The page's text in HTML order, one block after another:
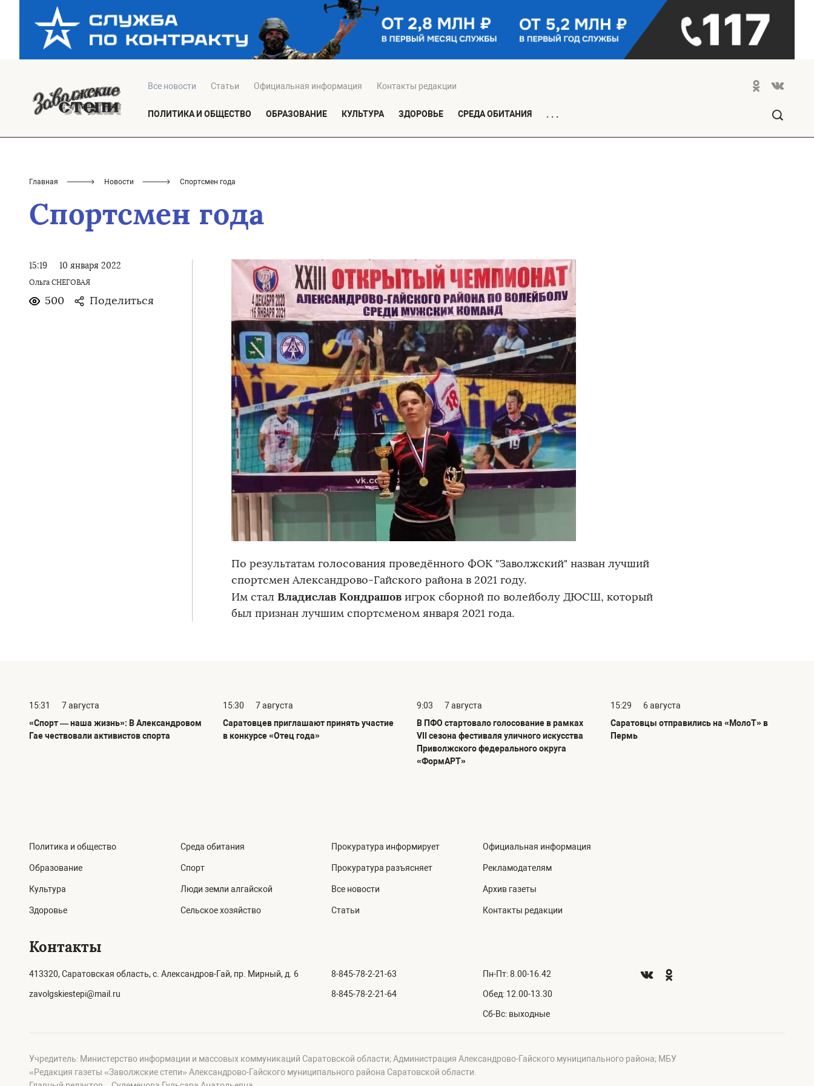
Все новости Статьи Официальная информация Контакты редакции
ПОЛИТИКА И ОБЩЕСТВО ОБРАЗОВАНИЕ КУЛЬТУРА ЗДОРОВЬЕ СРЕДА ОБИТАНИЯ . . .
Главная Новости Спортсмен года
Спортсмен года
15:19 10 января 2022
Ольга СНЕГОВАЯ
500 Поделиться
По результатам голосования проведённого ФОК "Заволжский" назван лучший
спортсмен Александрово-Гайского района в 2021 году.
Им стал Владислав Кондрашов игрок сборной по волейболу ДЮСШ, который
был признан лучшим спортсменом января 2021 года.
15:31
7 августа
«Спорт — наша жизнь»: В Александровом
Гае чествовали активистов спорта
15:30
7 августа
Саратовцев приглашают принять участие
в конкурсе «Отец года»
9:03
7 августа
В ПФО стартовало голосование в рамках
VII сезона фестиваля уличного искусства
Приволжского федерального округа
«ФормАРТ»
15:29
6 августа
Саратовцы отправились на «МолоТ» в
Пермь
Политика и общество
Образование
Культура
Здоровье
Среда обитания
Спорт
Люди земли алгайской
Сельское хозяйство
Прокуратура информирует
Прокуратура разъясняет
Все новости
Статьи
Официальная информация
Рекламодателям
Архив газеты
Контакты редакции
Контакты
413320, Саратовская область, с. Александров-Гай, пр. Мирный, д. 6
zavolgskiestepi@mail.ru
8-845-78-2-21-63
8-845-78-2-21-64
Пн-Пт: 8.00-16.42
Обед: 12.00-13.30
Сб-Вс: выходные
Учредитель: Министерство информации и массовых коммуникаций Саратовской области; Администрация Александрово-Гайского муниципального района; МБУ
«Редакция газеты «Заволжские степи» Александрово-Гайского муниципального района Саратовской области.